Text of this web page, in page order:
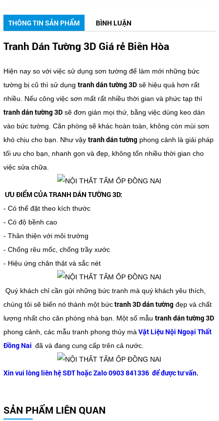
THÔNG TIN SẢN PHẨM BÌNH LUẬN
Tranh Dán Tường 3D Giá rẻ Biên Hòa
Hiện nay so với việc sử dụng sơn tường để làm mới những bức
tường bị cũ thì sử dụng tranh dán tường 3Dsẽ hiệu quả hơn rất
nhiều. Nếu công việc sơn mất rất nhiều thời gian và phức tạp thì
tranh dán tường 3Dsẽ đơn giản mọi thứ, bằng việc dùng keo dán
vào bức tường. Căn phòng sẽ khác hoàn toàn, không còn mùi sơn
khó chịu cho bạn. Như vậy tranh dán tườngphong cảnh là giải pháp
tối ưu cho bạn, nhanh gọn và đẹp, không tốn nhiều thời gian cho
việc sửa chữa.
ƯU ĐIỂM CỦA TRANH DÁN TƯỜNG 3D:
- Có thể đặt theo kích thước
- Có độ bềnh cao
- Thân thiện với môi trường
- Chống rêu mốc, chống trầy xước
- Hiệu ứng chân thật và sắc nét
Quý khách chỉ cần gửi những bức tranh mà quý khách yêu thích,
chúng tôi sẽ biến nó thành một bứctranh 3D dán tườngđẹp và chất
lượng nhất cho căn phòng nhà bạn. Một số mẫu tranh dán tường 3D
phong cảnh, các mẫu tranh phong thủy mà Vật Liệu Nội Ngoại Thất
Đồng Nai đã và đang cung cấp trên cả nước.
Xin vui lòng liên hệ SĐT hoặc Zalo 0903 841336 để được tư vấn.
SẢN PHẨM LIÊN QUAN